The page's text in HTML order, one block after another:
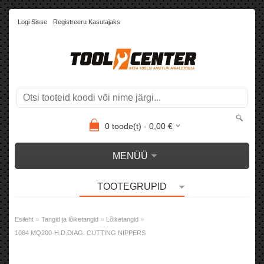
Logi Sisse Registreeru Kasutajaks
0toode(t) - 0,00€
MENÜÜ
TOOTEGRUPID
Esileht » Tangid ja lõiketangid » Lõiketangid »
1084 MQ200-H.D.DIAG. CUTTING NIPPERS